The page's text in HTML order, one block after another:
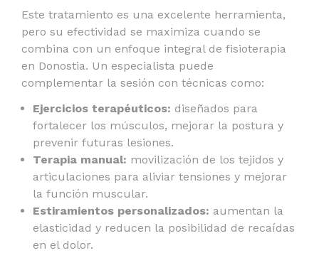
Este tratamiento es una excelente herramienta,
pero su efectividad se maximiza cuando se
combina con un enfoque integral de fisioterapia
en Donostia. Un especialista puede
complementar la sesión con técnicas como:
Ejercicios terapéuticos: diseñados para
fortalecer los músculos, mejorar la postura y
prevenir futuras lesiones.
Terapia manual: movilización de los tejidos y
articulaciones para aliviar tensiones y mejorar
la función muscular.
Estiramientos personalizados: aumentan la
elasticidad y reducen la posibilidad de recaídas
en el dolor.